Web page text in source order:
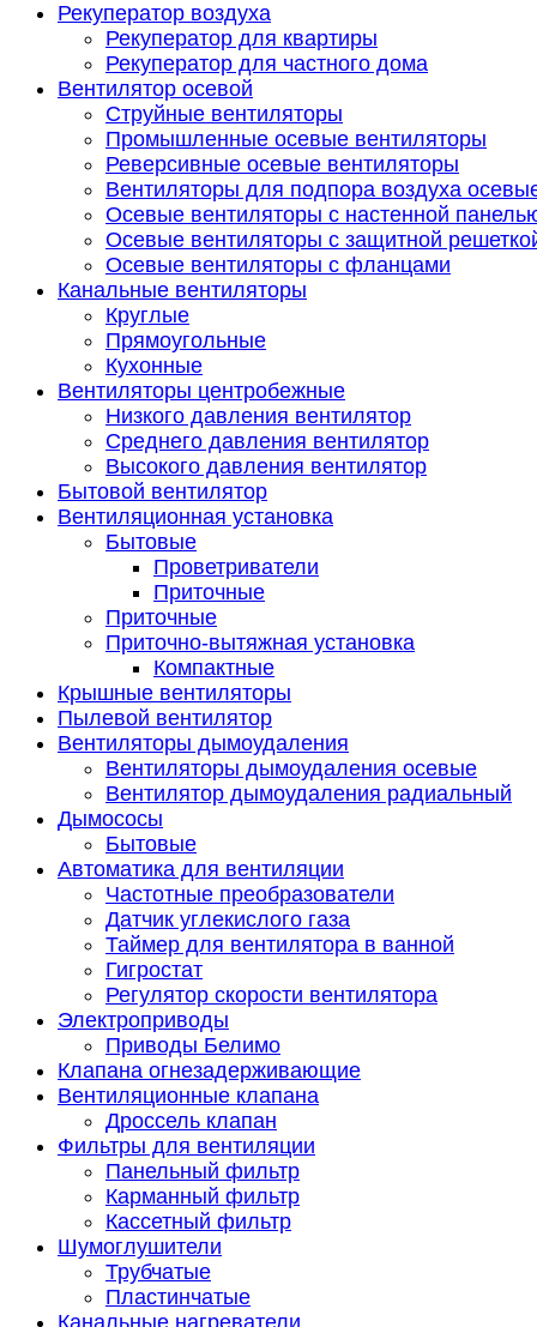
Рекуператор воздуха
Рекуператор для квартиры
Рекуператор для частного дома
Вентилятор осевой
Струйные вентиляторы
Промышленные осевые вентиляторы
Реверсивные осевые вентиляторы
Вентиляторы для подпора воздуха
Осевые вентиляторы с настенной
Осевые вентиляторы с защитной
Осевые вентиляторы с фланцами
Канальные вентиляторы
Круглые
Прямоугольные
Кухонные
Вентиляторы центробежные
Низкого давления вентилятор
Среднего давления вентилятор
Высокого давления вентилятор
Бытовой вентилятор
Вентиляционная установка
Бытовые
Проветриватели
Приточные
Приточные
Приточно-вытяжная установка
Компактные
Крышные вентиляторы
Пылевой вентилятор
Вентиляторы дымоудаления
Вентиляторы дымоудаления осевые
Вентилятор дымоудаления радиальный
Дымососы
Бытовые
Автоматика для вентиляции
Частотные преобразователи
Датчик углекислого газа
Таймер для вентилятора в ванной
Гигростат
Регулятор скорости вентилятора
Электроприводы
Приводы Белимо
Клапана огнезадерживающие
Вентиляционные клапана
Дроссель клапан
Фильтры для вентиляции
Панельный фильтр
Карманный фильтр
Кассетный фильтр
Шумоглушители
Трубчатые
Пластинчатые
Канальные нагреватели